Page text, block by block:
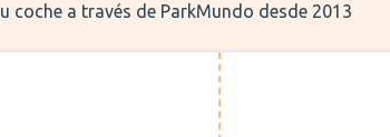
coche a través de ParkMundo desde 2013